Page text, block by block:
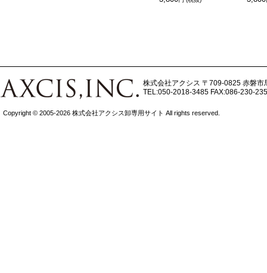
株式会社アクシス 〒709-0825 赤磐市
TEL:050-2018-3485 FAX:086-230-
Copyright © 2005-2026 株式会社アクシス卸専用サイト All rights reserved.